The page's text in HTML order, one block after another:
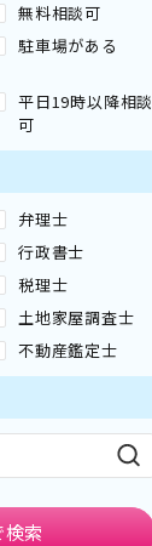
無料相談可
駐車場がある
平日19時以降相談
可
弁理士
行政書士
税理士
土地家屋調査士
不動産鑑定士
検索